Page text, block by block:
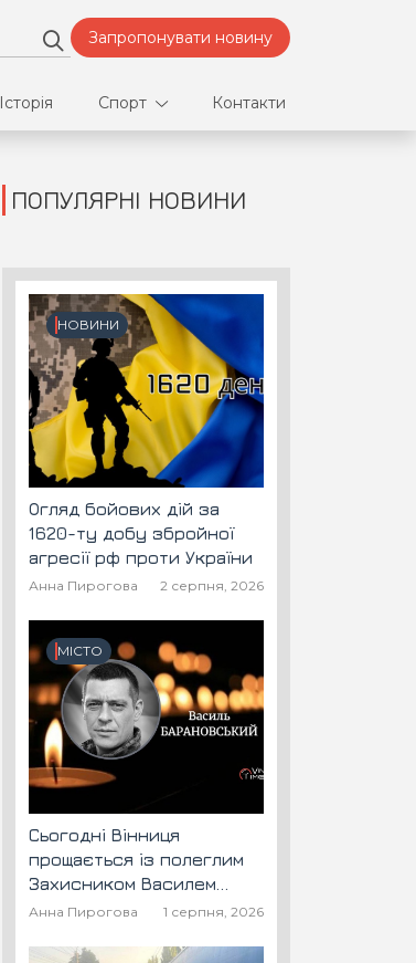
Запропонувати новину
Історія Спорт
Футбол
Контакти
ПОПУЛЯРНІ НОВИНИ
НОВИНИ
Огляд бойових дій за
1620-ту добу збройної
агресії рф проти України
Анна Пирогова 2 серпня, 2026
МІСТО
Сьогодні Вінниця
прощається із полеглим
Захисником Василем
Барановським "Шторм"
Анна Пирогова 1 серпня, 2026